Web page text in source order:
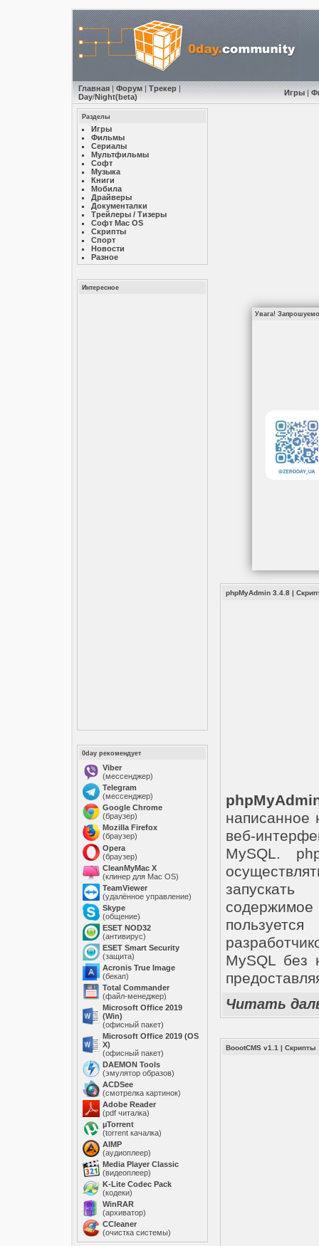
Главная| Форум| Трекер|
Day/Night(beta) Игры|
Разделы
Игры
Фильмы
Сериалы
Мультфильмы
Софт
Музыкa
Книги
Мобила
Драйверы
Документалки
Трейлеры / Тизеры
Софт Mac OS
Скрипты
Спорт
Новости
Разное
Интересное
0day рекомендует
Viber
(мессенджер)
Telegram
(мессенджер)
Google Chrome
(браузер)
Mozilla Firefox
(браузер)
Opera
(браузер)
CleanMyMac X
(клинер для Mac OS)
TeamViewer
(удалённое управление)
Skype
(общение)
ESET NOD32
(антивирус)
ESET Smart Security
(защита)
Acronis True Image
(бекап)
Total Commander
(файл-менеджер)
Microsoft Office 2019
(Win)
(офисный пакет)
Microsoft Office 2019 (OS
X)
(офисный пакет)
DAEMON Tools
(эмулятор образов)
ACDSee
(смотрелка картинок)
Adobe Reader
(pdf читалка)
µTorrent
(torrent качалка)
AIMP
(аудиоплеер)
Media Player Classic
(видеоплеер)
K-Lite Codec Pack
(кодеки)
WinRAR
(архиватор)
ССleaner
(очистка системы)
Увага! Запрошуємо
phpMyAdmin 3.4.8 |
написанное
веб-
MySQL.
MySQL без
Читать
BoootCMS v1.1 | Скрипты